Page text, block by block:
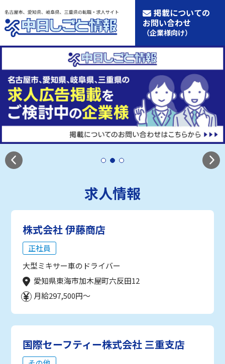
掲載についての
お問い合わせ
（企業様向け）
求人情報
株式会社 伊藤商店
正社員
大型ミキサー車のドライバー
愛知県東海市加木屋町六反田12
月給297,500円～
国際セーフティー株式会社 三重支店